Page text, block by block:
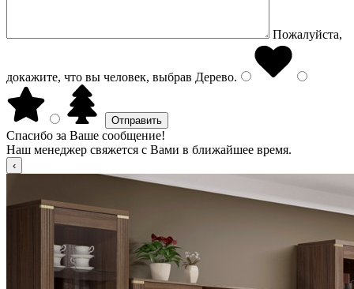
Пожалуйста,
докажите, что вы человек, выбрав Дерево.
Спасибо за Ваше сообщение!
Наш менеджер свяжется с Вами в ближайшее время.